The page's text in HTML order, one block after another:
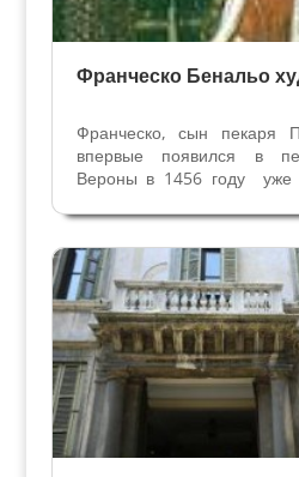
Франческо Бенальо
Франческо, сын пекаря
впервые появился в
Вероны в 1456 году уже
Франческо
пока неизвестно в
братом Донато Франческо...
Скрытая Верона
Улицы и площади